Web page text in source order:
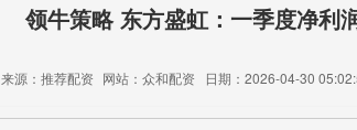
领牛策略 东方盛虹：一季度净利
来源：推荐配资 网站：众和配资 日期：2026-04-30